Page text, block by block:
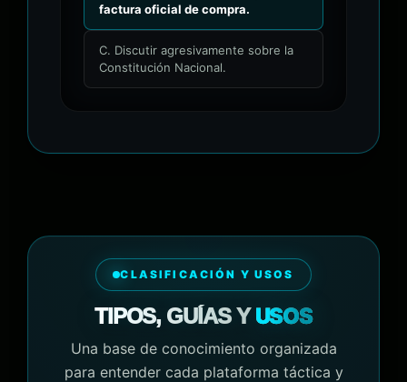
factura oficial de compra.
C. Discutir agresivamente sobre la
Constitución Nacional.
CLASIFICACIÓN Y USOS
TIPOS, GUÍAS YUSOS
Una base de conocimiento organizada
para entender cada plataforma táctica y